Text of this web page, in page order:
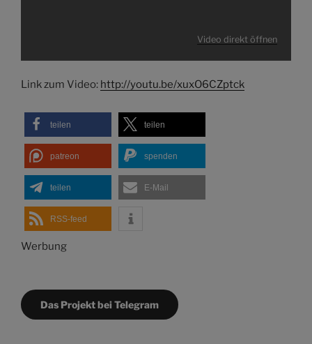
Video direkt öffnen
Link zum Video: http://youtu.be/xuxO6CZptck
teilen teilen
patreon spenden
teilen E-Mail
RSS-feed
Werbung
Das Projekt bei Telegram